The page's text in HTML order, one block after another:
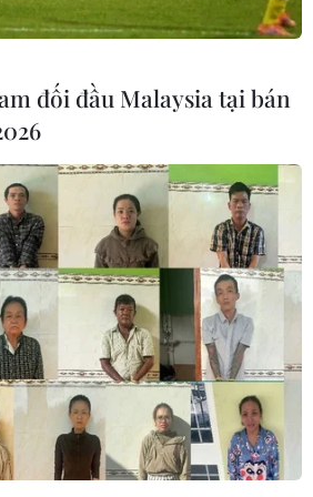
đúng quy
triệu đồng?
truy quét IS,
phạm
đường dây
Địa Trung Hải
thị trưởng tình
đối đầu Malaysia tại bán